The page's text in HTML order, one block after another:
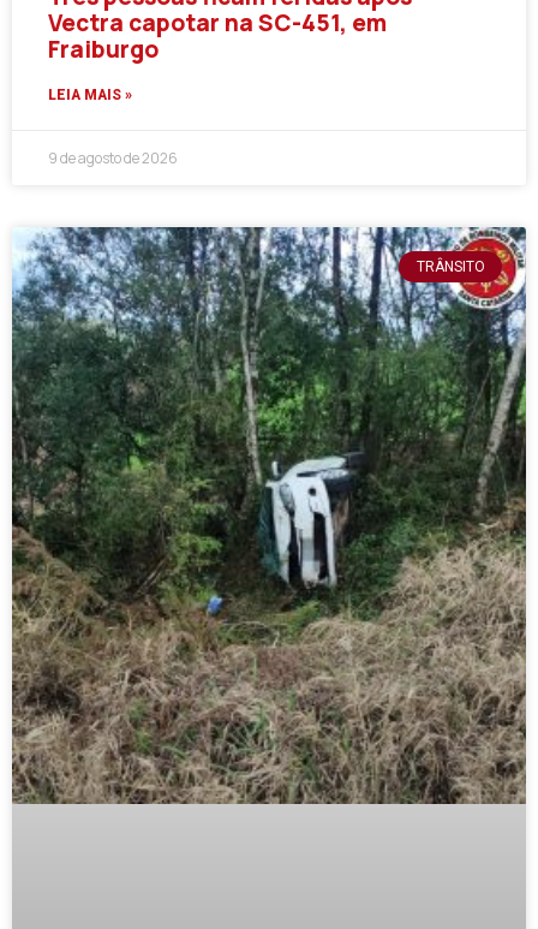
Vectra capotar na SC-451, em
Fraiburgo
LEIA MAIS »
9 de agosto de 2026
TRÂNSITO